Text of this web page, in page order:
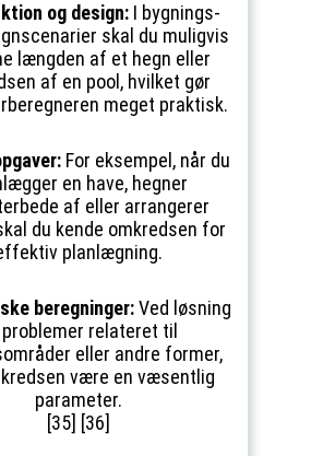
og design: I bygnings-
skal du muligvis
længden af et hegn eller
af en pool, hvilket gør
meget praktisk.
For eksempel, når du
en have, hegner
af eller arrangerer
du kende omkredsen for
planlægning.
beregninger:Ved løsning
relateret til
eller andre former,
være en væsentlig
parameter.
[35] [36]